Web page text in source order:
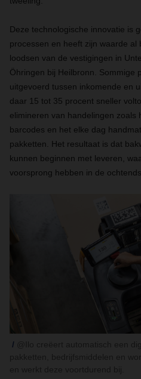
Deze technologische innovatie is
processen en heeft zijn waarde al
loodsen van de vestigingen in
Öhringen bij Heilbronn. Sommige
uitgevoerd tussen inkomende en
daar 15 tot 35 procent sneller
elimineren van handelingen zoals
barcodes en het elke dag
pakketten. Het resultaat is dat
kunnen beginnen met leveren,
voorsprong hebben in de